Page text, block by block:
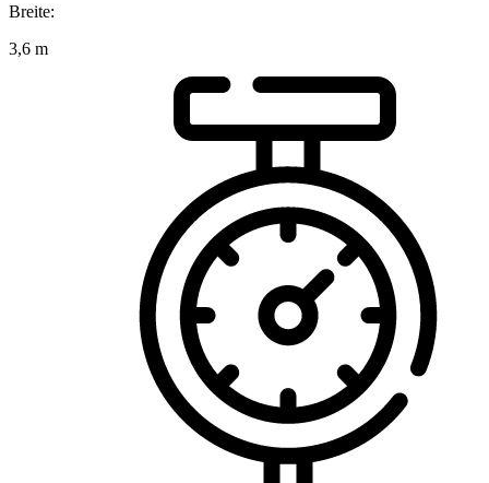
Breite:
3,6 m